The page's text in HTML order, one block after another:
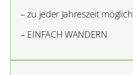
– zu jeder Jahreszeit möglich
– EINFACH WANDERN